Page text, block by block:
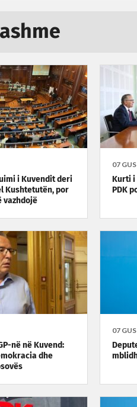
i Kuvendit deri
Kushtetutën, por
vazhdojë
07
Kurti i
PDK
në në Kuvend:
dhe
07